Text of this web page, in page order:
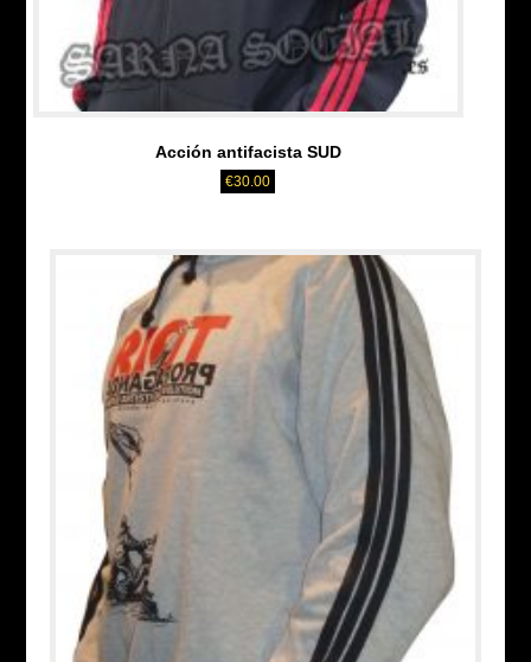
Acción antifacista SUD
€30.00